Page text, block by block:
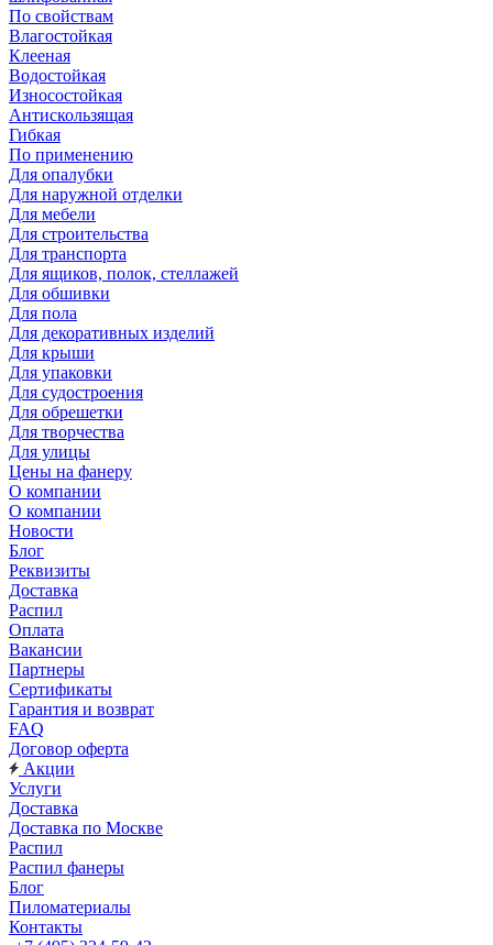
По свойствам
Влагостойкая
Клееная
Водостойкая
Износостойкая
Антискользящая
Гибкая
По применению
Для опалубки
Для наружной отделки
Для мебели
Для строительства
Для транспорта
Для ящиков, полок, стеллажей
Для обшивки
Для пола
Для декоративных изделий
Для крыши
Для упаковки
Для судостроения
Для обрешетки
Для творчества
Для улицы
Цены на фанеру
О компании
О компании
Новости
Блог
Реквизиты
Доставка
Распил
Оплата
Вакансии
Партнеры
Сертификаты
Гарантия и возврат
FAQ
Договор оферта
Акции
Услуги
Доставка
Доставка по Москве
Распил
Распил фанеры
Блог
Пиломатериалы
Контакты